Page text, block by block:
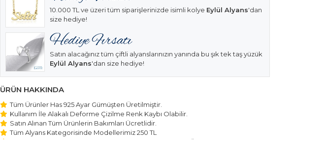
10.000 TL ve üzeri tüm siparişlerinizde isimli kolye Eylül Alyans'dan
size hediye!
Satın alacağınız tüm çiftli alyanslarınızın yanında bu şık tek taş yüzük
Eylül Alyans'dan size hediye!
ÜRÜN HAKKINDA
Tüm Ürünler Has 925 Ayar Gümüşten Üretilmiştir.
Kullanım İle Alakalı Deforme Çizilme Renk Kaybı Olabilir.
Satın Alınan Tüm Ürünlerin Bakımları Ücretlidir.
Tüm Alyans Kategorisinde Modellerimiz 250 TL
Beştaş Tektaş Kolye ve Bileklik Modellerimiz 150 TL Sabit Ücret ile Hareket